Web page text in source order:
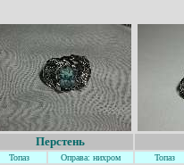
Перстень
Топаз Оправа: нихром Топаз